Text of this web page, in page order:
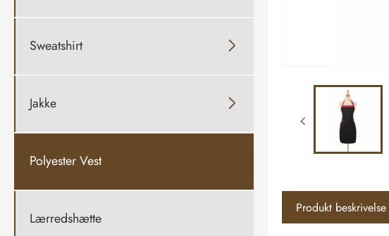
Sweatshirt 
Jakke 
Polyester Vest
Lærredshætte
Produkt beskrivelse